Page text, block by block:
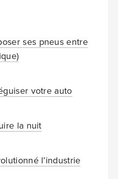
ses pneus entre
votre auto
la nuit
l’industrie